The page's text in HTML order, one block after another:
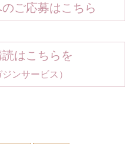
ご応募はこちら
はこちらを
ンサービス）